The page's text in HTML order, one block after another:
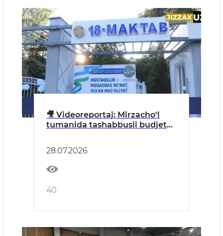
🎥 Videoreportaj: Mirzacho‘l
tumanida tashabbusli budjet
28.07.2026
40